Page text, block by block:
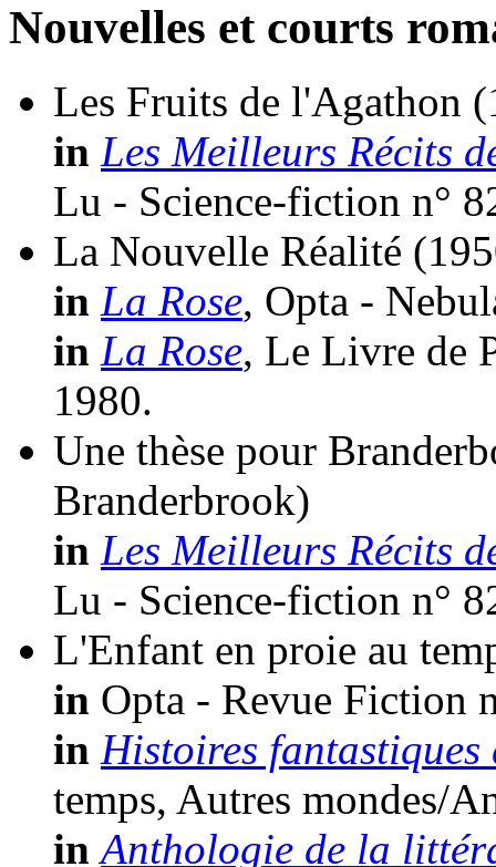
Nouvelles et courts
Les Fruits de l'Agathon
in Les Meilleurs Récits
Lu - Science-fiction n°
La Nouvelle Réalité
in La Rose, Opta -
in La Rose, Le Livre de
1980.
Une thèse pour
Branderbrook)
in Les Meilleurs Récits
Lu - Science-fiction n°
L'Enfant en proie au
in Opta - Revue Fiction
in Histoires fantastiques
temps, Autres mondes/
in Anthologie de la